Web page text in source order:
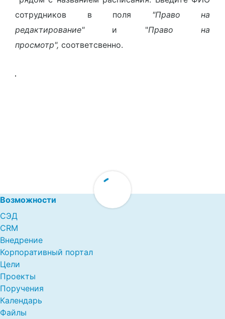
сотрудников в поля "Право на
редактирование"и "Право на
просмотр", соответсвенно.
Возможности
СЭД
CRM
Внедрение
Корпоративный портал
Цели
Проекты
Поручения
Календарь
Файлы